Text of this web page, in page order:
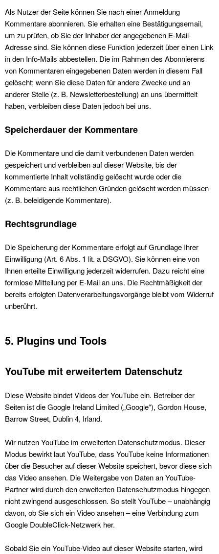
Als Nutzer der Seite können Sie nach einer Anmeldung
Kommentare abonnieren. Sie erhalten eine Bestätigungsemail,
um zu prüfen, ob Sie der Inhaber der angegebenen E-Mail-
Adresse sind. Sie können diese Funktion jederzeit über einen Link
in den Info-Mails abbestellen. Die im Rahmen des Abonnierens
von Kommentaren eingegebenen Daten werden in diesem Fall
gelöscht; wenn Sie diese Daten für andere Zwecke und an
anderer Stelle (z. B. Newsletterbestellung) an uns übermittelt
haben, verbleiben diese Daten jedoch bei uns.
Speicherdauer der Kommentare
Die Kommentare und die damit verbundenen Daten werden
gespeichert und verbleiben auf dieser Website, bis der
kommentierte Inhalt vollständig gelöscht wurde oder die
Kommentare aus rechtlichen Gründen gelöscht werden müssen
(z. B. beleidigende Kommentare).
Rechtsgrundlage
Die Speicherung der Kommentare erfolgt auf Grundlage Ihrer
Einwilligung (Art. 6 Abs. 1 lit. a DSGVO). Sie können eine von
Ihnen erteilte Einwilligung jederzeit widerrufen. Dazu reicht eine
formlose Mitteilung per E-Mail an uns. Die Rechtmäßigkeit der
bereits erfolgten Datenverarbeitungsvorgänge bleibt vom Widerruf
unberührt.
5. Plugins und Tools
YouTube mit erweitertem Datenschutz
Diese Website bindet Videos der YouTube ein. Betreiber der
Seiten ist die Google Ireland Limited („Google“), Gordon House,
Barrow Street, Dublin 4, Irland.
Wir nutzen YouTube im erweiterten Datenschutzmodus. Dieser
Modus bewirkt laut YouTube, dass YouTube keine Informationen
über die Besucher auf dieser Website speichert, bevor diese sich
das Video ansehen. Die Weitergabe von Daten an YouTube-
Partner wird durch den erweiterten Datenschutzmodus hingegen
nicht zwingend ausgeschlossen. So stellt YouTube – unabhängig
davon, ob Sie sich ein Video ansehen – eine Verbindung zum
Google DoubleClick-Netzwerk her.
Sobald Sie ein YouTube-Video auf dieser Website starten, wird